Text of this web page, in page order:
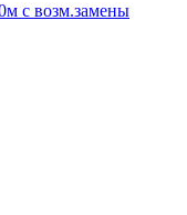
с возм.замены